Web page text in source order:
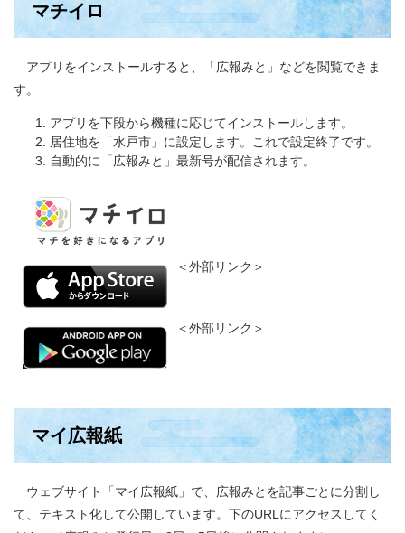
マチイロ
アプリをインストールすると、「広報みと」などを閲覧できま
す。
アプリを下段から機種に応じてインストールします。
居住地を「水戸市」に設定します。これで設定終了です。
自動的に「広報みと」最新号が配信されます。
＜外部リンク＞
＜外部リンク＞
マイ広報紙
ウェブサイト「マイ広報紙」で、広報みとを記事ごとに分割し
て、テキスト化して公開しています。下のURLにアクセスしてく